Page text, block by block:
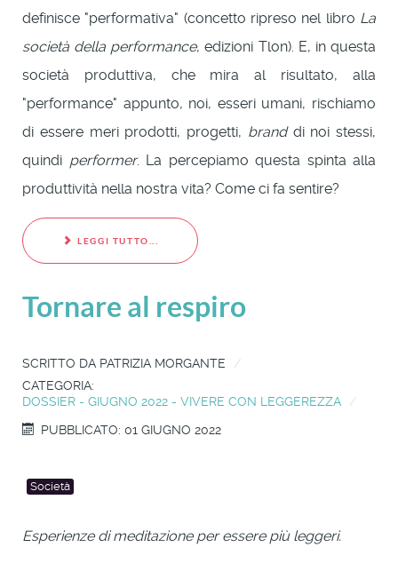
definisce "performativa" (concetto ripreso nel libro La
società della performance, edizioni Tlon). E, in questa
società produttiva, che mira al risultato, alla
"performance" appunto, noi, esseri umani, rischiamo
di essere meri prodotti, progetti, branddi noi stessi,
quindi performer. La percepiamo questa spinta alla
produttività nella nostra vita? Come ci fa sentire?
LEGGI TUTTO...
Tornare al respiro
SCRITTO DA PATRIZIA MORGANTE
CATEGORIA:
DOSSIER - GIUGNO 2022 - VIVERE CON LEGGEREZZA
PUBBLICATO: 01 GIUGNO 2022
Società
Esperienze di meditazione per essere più leggeri.